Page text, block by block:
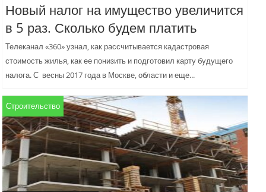
Новый налог на имущество увеличится
в 5 раз. Сколько будем платить
Телеканал «360» узнал, как рассчитывается кадастровая
стоимость жилья, как ее понизить и подготовил карту будущего
налога. С весны 2017 года в Москве, области и еще...
Строительство